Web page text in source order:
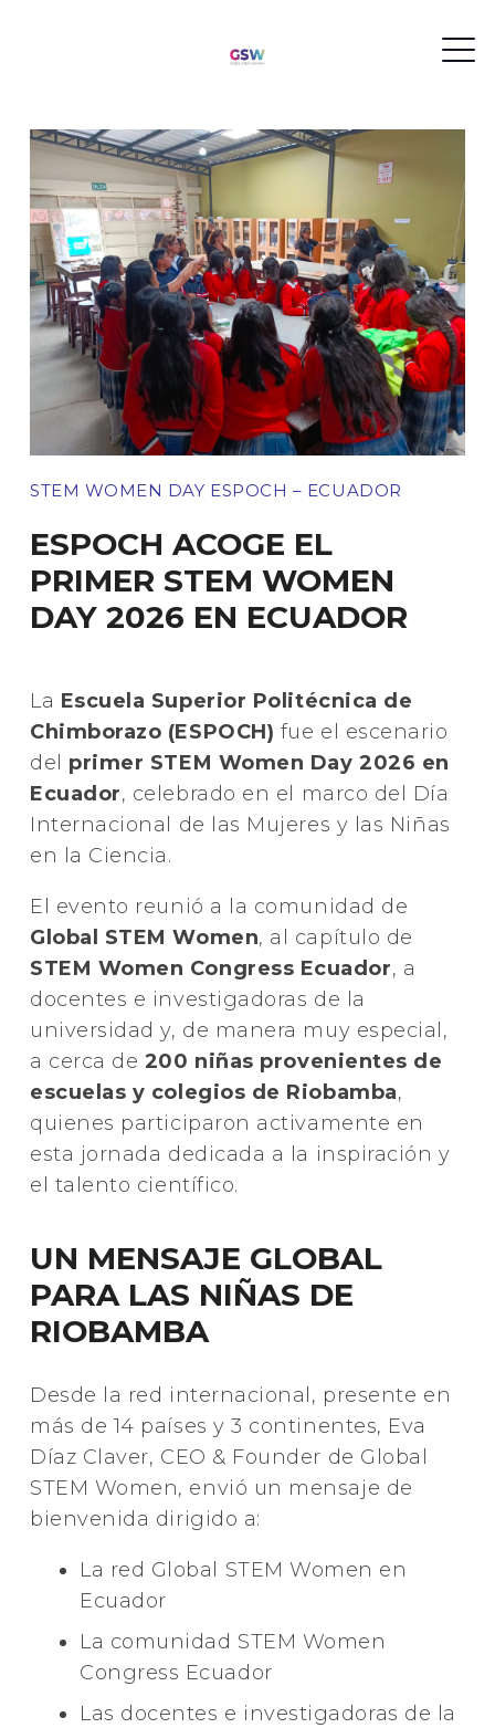
STEM WOMEN DAY ESPOCH – ECUADOR
ESPOCH ACOGE EL
PRIMER STEM WOMEN
DAY 2026 EN ECUADOR
La Escuela Superior Politécnica de
Chimborazo (ESPOCH) fue el escenario
del primer STEM Women Day 2026 en
Ecuador, celebrado en el marco del Día
Internacional de las Mujeres y las Niñas
en la Ciencia.
El evento reunió a la comunidad de
Global STEM Women, al capítulo de
STEM Women Congress Ecuador, a
docentes e investigadoras de la
universidad y, de manera muy especial,
a cerca de 200 niñas provenientes de
escuelas y colegios de Riobamba,
quienes participaron activamente en
esta jornada dedicada a la inspiración y
el talento científico.
UN MENSAJE GLOBAL
PARA LAS NIÑAS DE
RIOBAMBA
Desde la red internacional, presente en
más de 14 países y 3 continentes, Eva
Díaz Claver, CEO & Founder de Global
STEM Women, envió un mensaje de
bienvenida dirigido a:
La red Global STEM Women en
Ecuador
La comunidad STEM Women
Congress Ecuador
Las docentes e investigadoras de la